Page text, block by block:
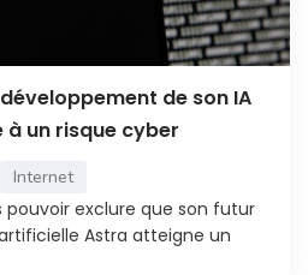
de son IA
un risque cyber
Internet
pouvoir exclure que son futur
Astra atteigne un